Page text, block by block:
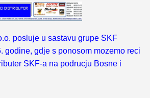
posluje u sastavu grupe SKF
godine, gdje s ponosom mozemo reci
SKF-a na podrucju Bosne i